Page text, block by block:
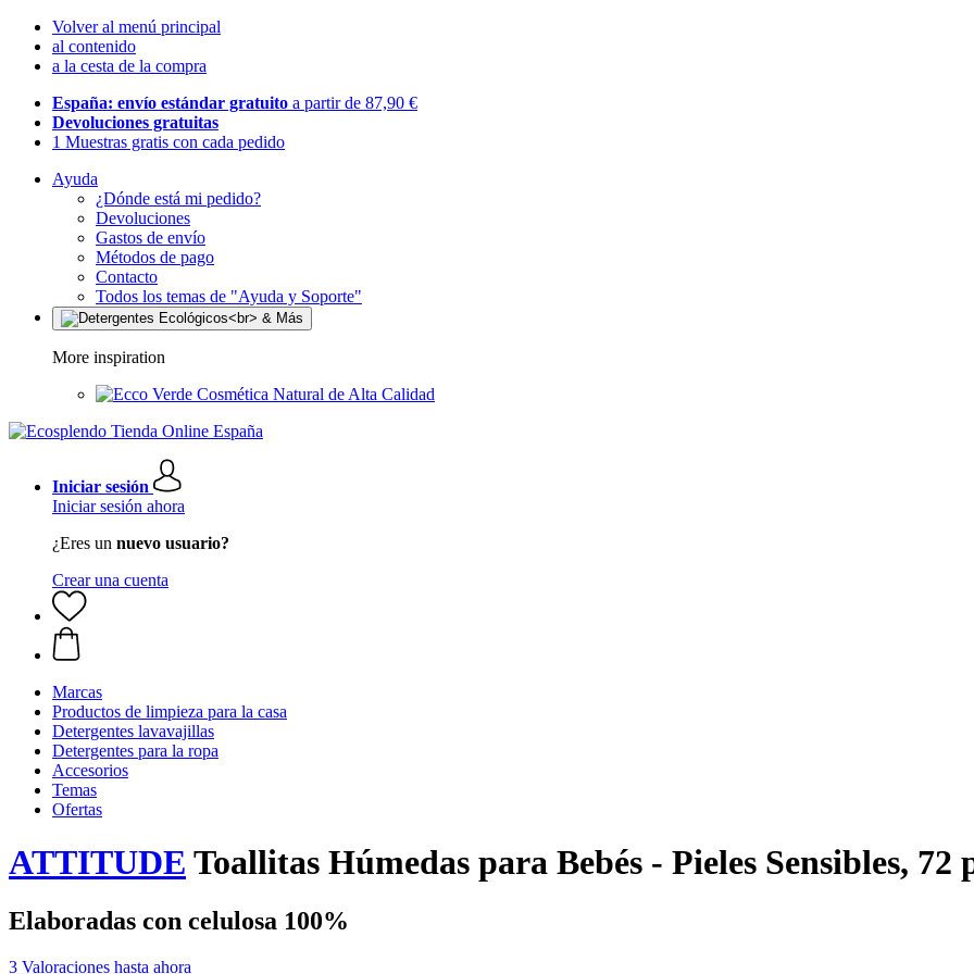
Volver al menú principal
al contenido
a la cesta de la compra
España: envío estándar gratuito a partir de 87,90 €
Devoluciones gratuitas
1 Muestras gratis con cada pedido
Ayuda
¿Dónde está mi pedido?
Devoluciones
Gastos de envío
Métodos de pago
Contacto
Todos los temas de "Ayuda y Soporte"
More inspiration
Cosmética Natural de Alta Calidad
Iniciar sesión
Iniciar sesión ahora
¿Eres un nuevo usuario?
Crear una cuenta
Marcas
Productos de limpieza para la casa
Detergentes lavavajillas
Detergentes para la ropa
Accesorios
Temas
Ofertas
ATTITUDE Toallitas Húmedas para Bebés - Pieles Sensibles, 72
Elaboradas con celulosa 100%
3 Valoraciones hasta ahora